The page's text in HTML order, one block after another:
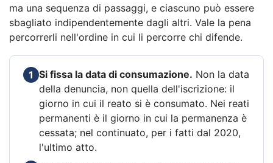
ma una sequenza di passaggi, e ciascuno può essere
sbagliato indipendentemente dagli altri. Vale la pena
percorrerli nell'ordine in cui li percorre chi difende.
1 Si fissa la data di consumazione. Non la data
della denuncia, non quella dell'iscrizione: il
giorno in cui il reato si è consumato. Nei reati
permanenti è il giorno in cui la permanenza è
cessata; nel continuato, per i fatti dal 2020,
l'ultimo atto.